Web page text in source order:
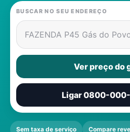
BUSCAR NO SEU ENDEREÇO
FAZENDA P45 Gás do
Ver preço do
Ligar 0800-
Sem taxa de serviço Compare